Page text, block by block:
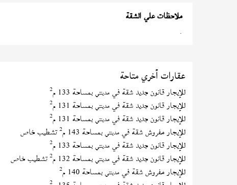
ملاحظات علي الشقة
.
عقارات أخري متاحة
للإيجار قانون جديد شقة في مدينتي بمساحة 133 م 2
للإيجار قانون جديد شقة في مدينتي بمساحة 131 م 2
للإيجار قانون جديد شقة في مدينتي بمساحة 131 م 2
للإيجار مفروش شقة في مدينتي بمساحة 143 م 2تشطيب خاص
للإيجار قانون جديد شقة في مدينتي بمساحة 133 م 2
للإيجار قانون جديد شقة في مدينتي بمساحة 132 م 2تشطيب خاص
للإيجار مفروش شقة في مدينتي بمساحة 140 م 2
2